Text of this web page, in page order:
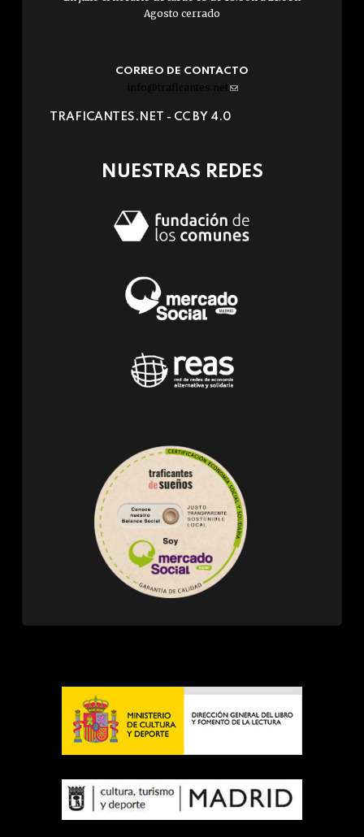
Agosto cerrado
CORREO DE CONTACTO
info@traficantes.net (link
e-
TRAFICANTES.NET - CC BY 4.0
NUESTRAS REDES